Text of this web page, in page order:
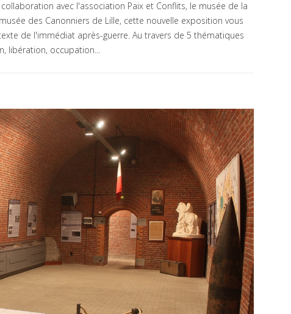
avec l'association Paix et Conflits, le musée de la
des Canonniers de Lille, cette nouvelle exposition vous
de l'immédiat après-guerre. Au travers de 5 thématiques
libération, occupation...